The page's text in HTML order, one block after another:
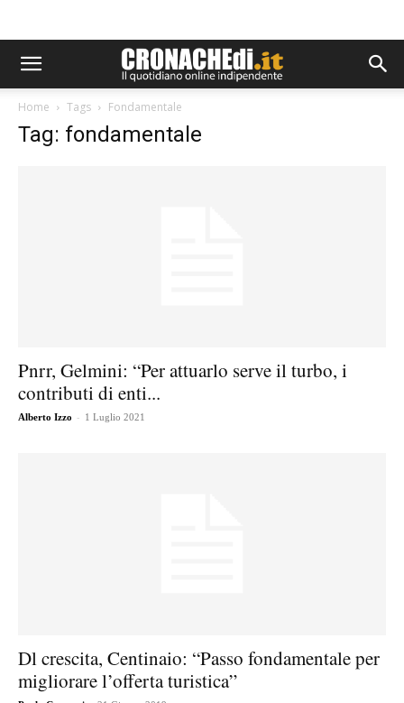
Home Tags Fondamentale
Tag: fondamentale
Pnrr, Gelmini: “Per attuarlo serve il turbo, i
contributi di enti...
Alberto Izzo - 1 Luglio 2021
Dl crescita, Centinaio: “Passo fondamentale per
migliorare l’offerta turistica”